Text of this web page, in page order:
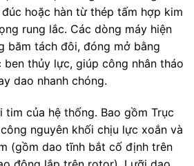
hoặc hàn từ thép tấm hợp kim
rung lắc. Các dòng máy hiện
băm tách đôi, đóng mở bằng
thủy lực, giúp công nhân tháo
dao nhanh chóng.
tim của hệ thống. Bao gồm Trục
nguyên khối chịu lực xoắn và
(gồm dao tĩnh bắt cố định trên